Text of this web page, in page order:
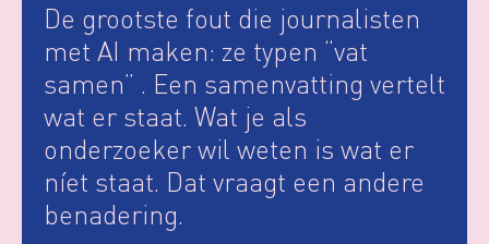
De grootste fout die journalisten
met AI maken: ze typen “vat
samen” . Een samenvatting vertelt
wat er staat. Wat je als
onderzoeker wil weten is wat er
níet staat. Dat vraagt een andere
benadering.